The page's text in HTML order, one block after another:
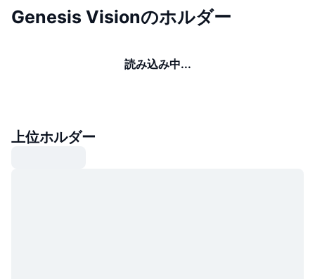
Genesis Visionのホルダー
読み込み中...
上位ホルダー